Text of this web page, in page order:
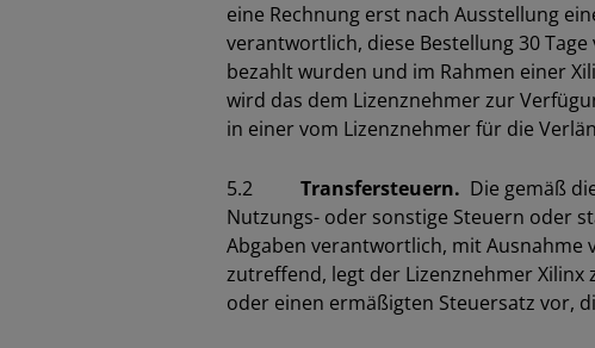
eine Rechnung erst nach Ausstellung
verantwortlich, diese Bestellung 30
bezahlt wurden und im Rahmen einer
wird das dem Lizenznehmer zur
in einer vom Lizenznehmer für die
5.2 Transfersteuern. Die gemäß
Nutzungs- oder sonstige Steuern oder
Abgaben verantwortlich, mit Ausnahme
zutreffend, legt der Lizenznehmer
oder einen ermäßigten Steuersatz vor,